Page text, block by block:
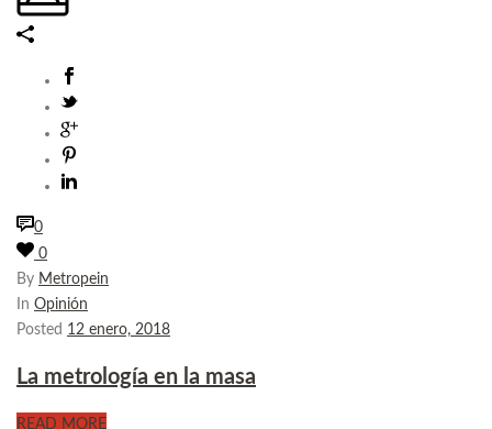
0
0
By Metropein
In Opinión
Posted 12 enero, 2018
La metrología en la masa
READ MORE